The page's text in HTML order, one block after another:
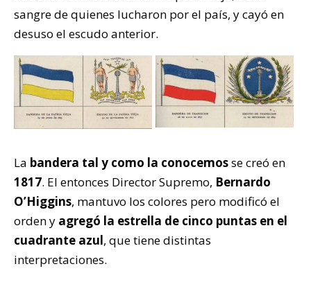
sangre de quienes lucharon por el país, y cayó en
desuso el escudo anterior.
La bandera tal y como la conocemosse creó en
1817. El entonces Director Supremo, Bernardo
O’Higgins, mantuvo los colores pero modificó el
orden y agregó la estrella de cinco puntas en el
cuadrante azul, que tiene distintas
interpretaciones.